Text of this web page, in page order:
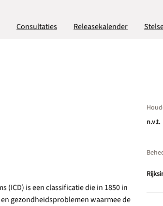
Consultaties Releasekalender
(ICD) is een classificatie die in 1850 in
gezondheidsproblemen waarmee de
n.v.t.